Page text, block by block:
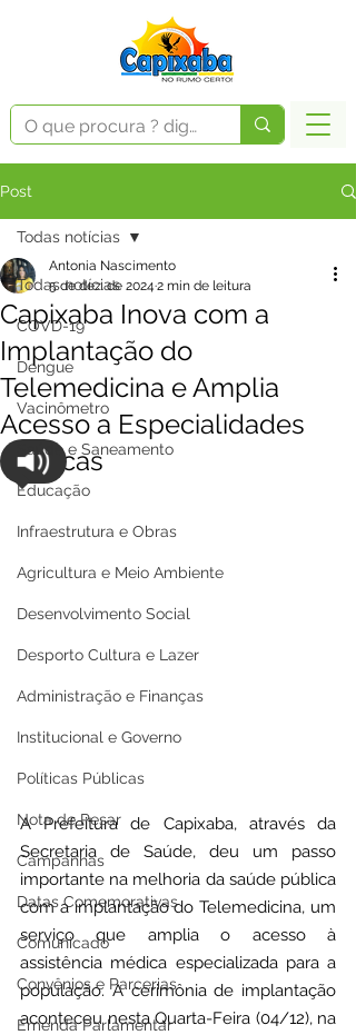
Post
Todas notícias
COVD-19
Dengue
Vacinômetro
Saúde e Saneamento
Educação
Infraestrutura e Obras
Agricultura e Meio Ambiente
Desenvolvimento Social
Desporto Cultura e Lazer
Administração e Finanças
Institucional e Governo
Políticas Públicas
Nota de Pesar
Campanhas
Datas Comemorativas
Comunicado
Convênios e Parcerias
Emenda Parlamentar
Todas notícias
Capixaba Inova com a
Implantação do
Telemedicina e Amplia
Acesso a Especialidades
Médicas
Antonia Nascimento
5 de dez. de 2024 2 min de leitura
A Prefeitura de Capixaba, através da
Secretaria de Saúde, deu um passo
importante na melhoria da saúde pública
com a implantação do Telemedicina, um
serviço que amplia o acesso à
assistência médica especializada para a
população. A cerimônia de implantação
aconteceu nesta Quarta-Feira (04/12), na